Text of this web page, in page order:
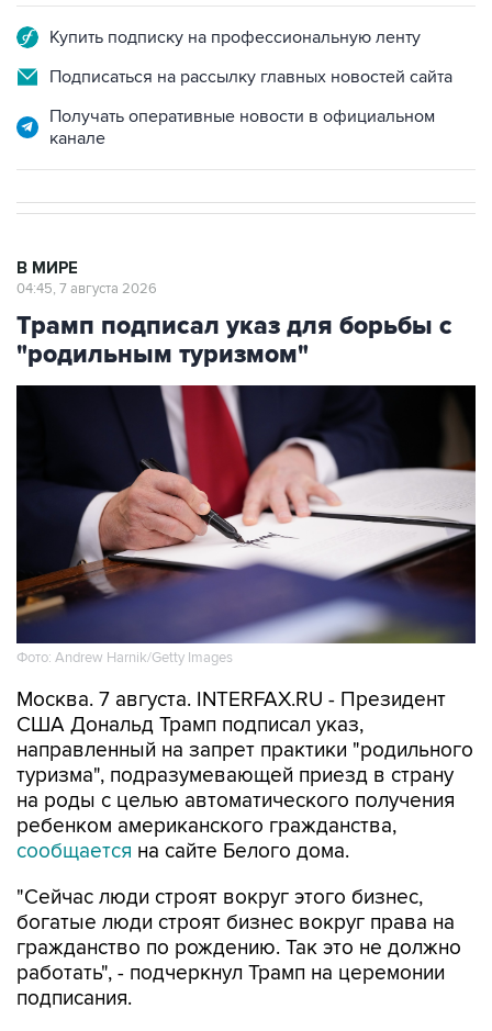
Купить подписку на профессиональную ленту
Подписаться на рассылку главных новостей сайта
Получать оперативные новости в официальном
канале
В МИРЕ
04:45, 7 августа 2026
Трамп подписал указ для борьбы с
"родильным туризмом"
Фото: Andrew Harnik/Getty Images
Москва. 7 августа. INTERFAX.RU - Президент
США Дональд Трамп подписал указ,
направленный на запрет практики "родильного
туризма", подразумевающей приезд в страну
на роды с целью автоматического получения
ребенком американского гражданства,
сообщается на сайте Белого дома.
"Сейчас люди строят вокруг этого бизнес,
богатые люди строят бизнес вокруг права на
гражданство по рождению. Так это не должно
работать", - подчеркнул Трамп на церемонии
подписания.